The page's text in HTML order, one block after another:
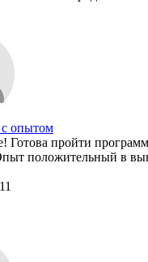
опытом
Готова пройти
положительный в